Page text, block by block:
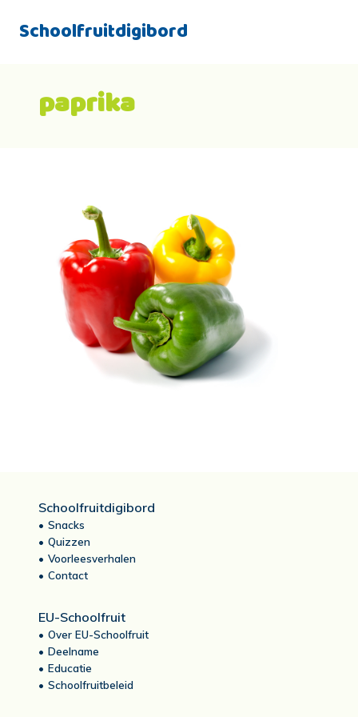
Schoolfruitdigibord
paprika
Schoolfruitdigibord
Snacks
Quizzen
Voorleesverhalen
Contact
EU-Schoolfruit
Over EU-Schoolfruit
Deelname
Educatie
Schoolfruitbeleid